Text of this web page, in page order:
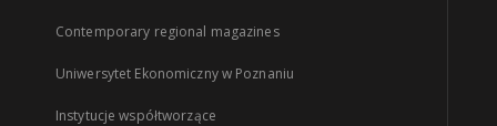
Contemporary regional magazines
Uniwersytet Ekonomiczny w Poznaniu
Instytucje współtworzące